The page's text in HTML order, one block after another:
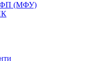
БФП (МФУ)